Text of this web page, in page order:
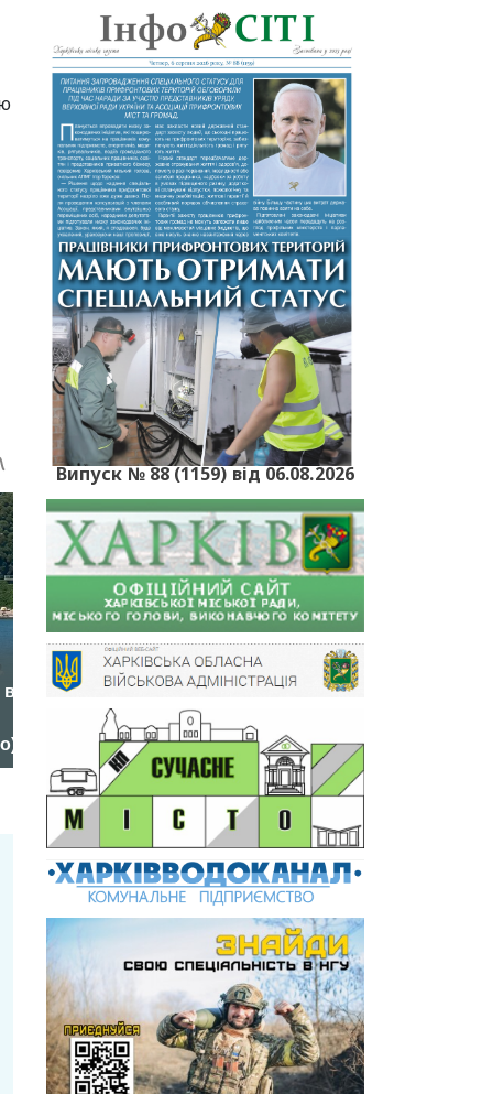
Випуск № 88 (1159) від 06.08.2026